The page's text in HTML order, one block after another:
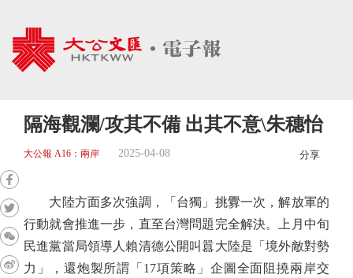
隔海觀瀾/攻其不備 出其不意\朱穗怡
大公報 A16：兩岸 2025-04-08 分享
大陸方面多次強調，「台獨」挑釁一次，解放軍的
行動就會推進一步，直至台灣問題完全解決。上月中旬
民進黨當局領導人賴清德公開叫囂大陸是「境外敵對勢
力」，還炮製所謂「17項策略」企圖全面阻撓兩岸交